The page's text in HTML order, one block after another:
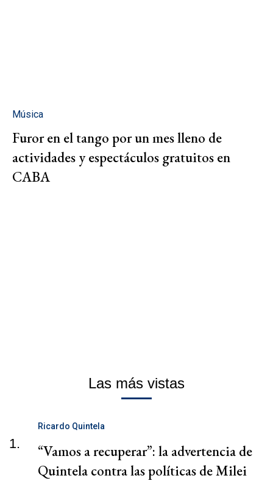
Música
Furor en el tango por un mes lleno de
actividades y espectáculos gratuitos en
CABA
Las más vistas
1.
Ricardo Quintela
“Vamos a recuperar”: la advertencia de
Quintela contra las políticas de Milei